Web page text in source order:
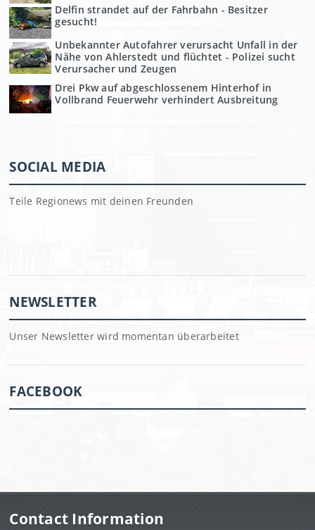
Delfin strandet auf der Fahrbahn - Besitzer
gesucht!
Unbekannter Autofahrer verursacht Unfall in der
Nähe von Ahlerstedt und flüchtet - Polizei sucht
Verursacher und Zeugen
Drei Pkw auf abgeschlossenem Hinterhof in
Vollbrand Feuerwehr verhindert Ausbreitung
SOCIAL MEDIA
Teile Regionews mit deinen Freunden
NEWSLETTER
Unser Newsletter wird momentan überarbeitet
FACEBOOK
Contact Information